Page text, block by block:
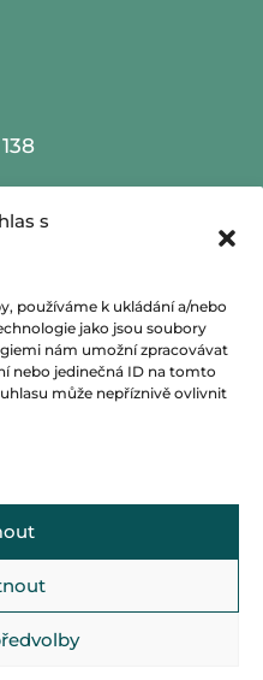
s
používáme k ukládání a/nebo
jako jsou soubory
nám umožní zpracovávat
nebo jedinečná ID na tomto
může nepříznivě ovlivnit